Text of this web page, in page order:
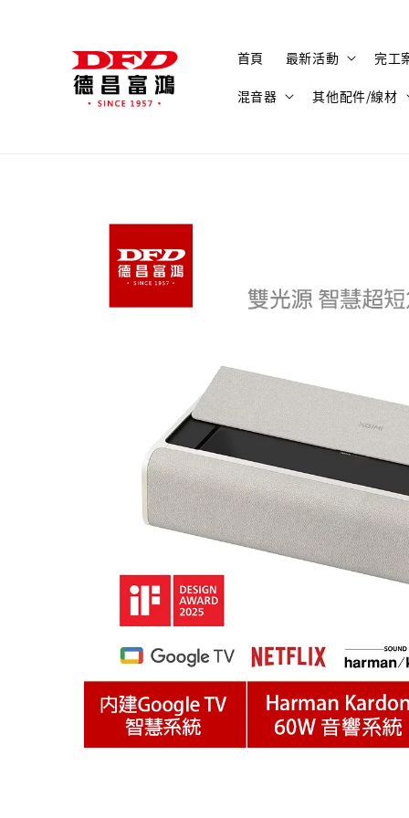
首頁 最新活動 完工
混音器 其他配件/線材